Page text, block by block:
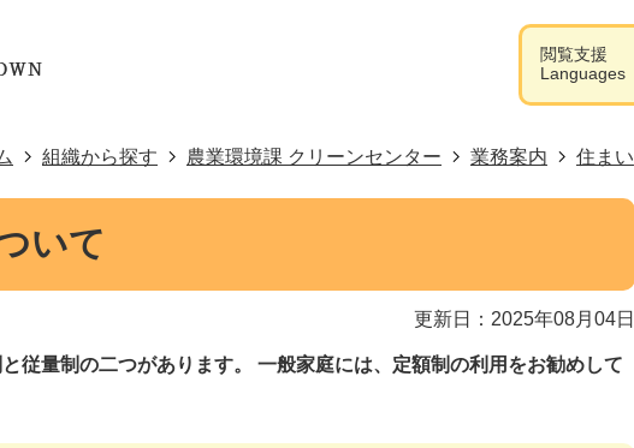
閲覧支援
Languages
組織から探す 農業環境課 クリーンセンター 業務案内 住まい
いて
更新日：2025年08月04日
従量制の二つがあります。 一般家庭には、定額制の利用をお勧めして